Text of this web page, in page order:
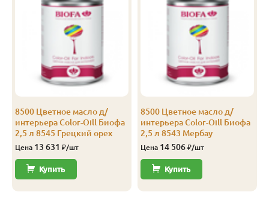
8500 Цветное масло д/
интерьера Color-Oill Биофа
2,5 л 8545 Грецкий орех
Цена 13 631 ₽/шт
Купить
8500 Цветное масло д/
интерьера Color-Oill Биофа
2,5 л 8543 Мербау
Цена 14 506 ₽/шт
Купить